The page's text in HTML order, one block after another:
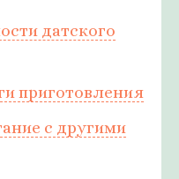
датского
приготовления
с другими